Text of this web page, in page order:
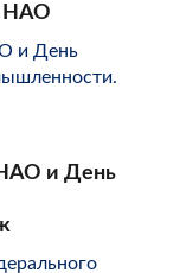
НАО
и День